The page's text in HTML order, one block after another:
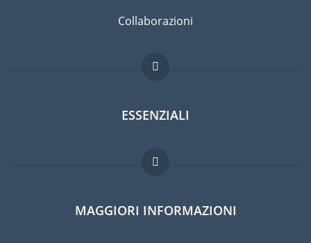
Collaborazioni
ESSENZIALI
Forum per expat
Guida per expat
MAGGIORI INFORMAZIONI